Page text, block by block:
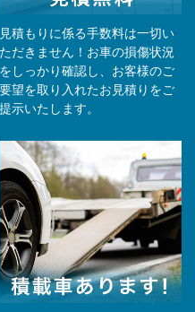
見積もりに係る手数料は一切い
ただきません！お車の損傷状況
をしっかり確認し、お客様のご
要望を取り入れたお見積りをご
提示いたします。